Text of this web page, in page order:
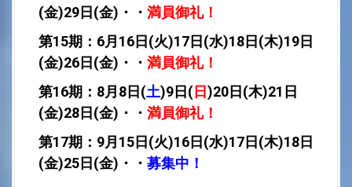
(金)29日(金)・・ 満員御礼！
第15期：6月16日(火)17日(水)18日(木)19日
(金)26日(金)・・ 満員御礼！
第16期：8月8日(土)9日(日)20日(木)21 日
(金)28日(金)・・ 満員御礼！
第17期：9月15日(火)16日(水)17日(木)18日
(金)25日(金)・・ 募集中！